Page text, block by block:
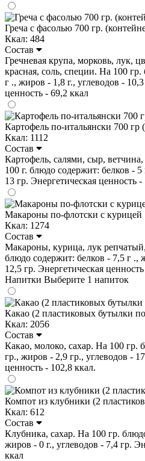
Греча с фасолью 700 гр.
Ккал: 484
Состав
Гречневая крупа, морковь, лук,
красная, соль, специи. На 100
г ., жиров - 1,8 г., углеводов -
ценность - 69,2 ккал
Картофель по-итальянски 700 гр
Ккал: 1112
Состав
Картофель, салями, сыр,
100 г. блюдо содержит: белков -
13 гр. Энергетическая ценность -
Макароны по-флотски с курицей
Ккал: 1274
Состав
Макароны, курица, лук
блюдо содержит: белков - 7,5 г .,
12,5 гр. Энергетическая
Напитки Выберите 1 напиток
Какао (2 пластиковых бутылки
Ккал: 2056
Состав
Какао, молоко, сахар. На 100 гр.
гр., жиров - 2,9 гр., углеводов -
ценность - 102,8 ккал.
Компот из клубники (2
Ккал: 612
Состав
Клубника, сахар. На 100 гр.
жиров - 0 г., углеводов - 7,4 гр.
ккал